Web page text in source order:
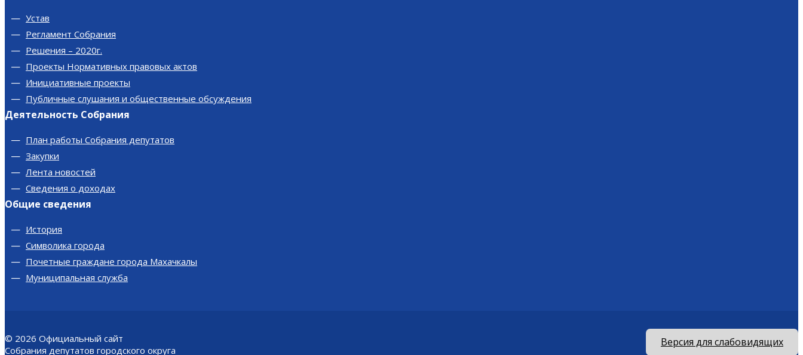
Устав
Регламент Собрания
Решения – 2020г.
Проекты Нормативных правовых актов
Инициативные проекты
Публичные слушания и общественные обсуждения
Деятельность Собрания
План работы Собрания депутатов
Закупки
Лента новостей
Сведения о доходах
Общие сведения
История
Символика города
Почетные граждане города Махачкалы
Муниципальная служба
© 2026 Официальный сайт
Собрания депутатов городского округа
Версия для слабовидящих